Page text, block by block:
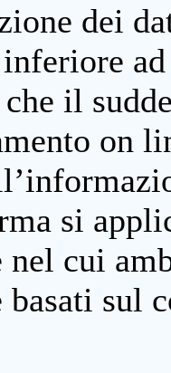
dei
il
on
si
nel cui
sul